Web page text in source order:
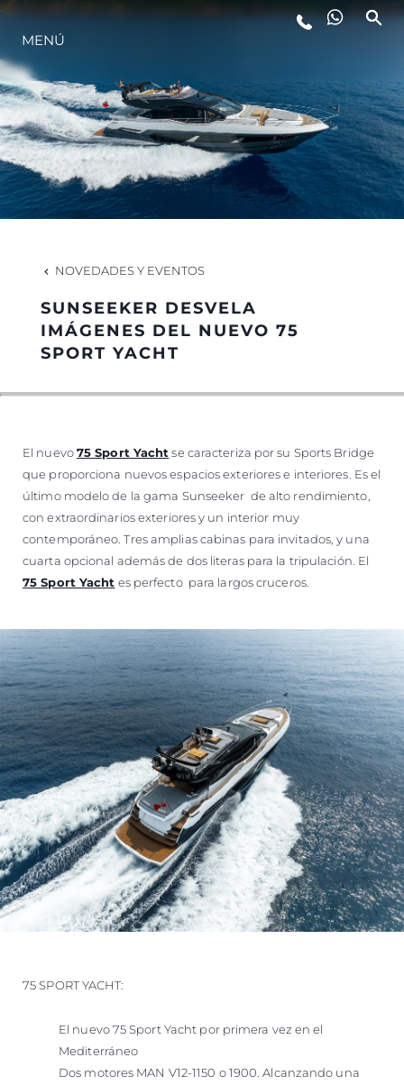
INNOVACIÓN
¿QUIÉNES SOMOS?
EL EQUIPO
HISTORIA
VALORE SU EMBARCACIÓN
MENÚ
NOVEDADES Y EVENTOS
SUNSEEKER DESVELA
IMÁGENES DEL NUEVO 75
SPORT YACHT
El nuevo75 Sport Yacht se caracteriza por su Sports Bridge
que proporciona nuevos espacios exteriores e interiores. Es el
último modelo de la gama Sunseeker de alto rendimiento,
con extraordinarios exteriores y un interior muy
contemporáneo. Tres amplias cabinas para invitados, y una
cuarta opcional además de dos literas para la tripulación. El
75 Sport Yacht es perfecto para largos cruceros.
75 SPORT YACHT:
El nuevo 75 Sport Yacht por primera vez en el
Mediterráneo
Dos motores MAN V12-1150 o 1900. Alcanzando una